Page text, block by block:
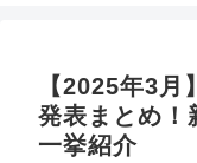
【2025年3
発表まとめ！
一挙紹介